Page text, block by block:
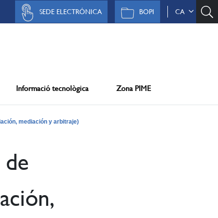
CA
BOPI
SEDE ELECTRÓNICA
Informació tecnològica Zona PIME
mediación y arbitraje)